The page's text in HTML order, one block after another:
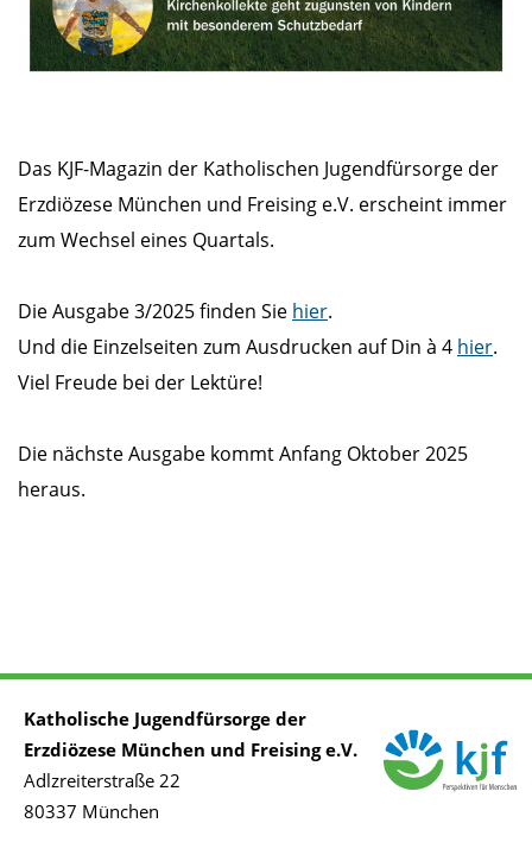
Das KJF-Magazin der Katholischen Jugendfürsorge der
Erzdiözese München und Freising e.V. erscheint immer
zum Wechsel eines Quartals.
Die Ausgabe 3/2025 finden Sie hier.
Und die Einzelseiten zum Ausdrucken auf Din à 4 hier.
Viel Freude bei der Lektüre!
Die nächste Ausgabe kommt Anfang Oktober 2025
heraus.
Katholische Jugendfürsorge der
Erzdiözese München und Freising e.V.
Adlzreiterstraße 22
80337 München